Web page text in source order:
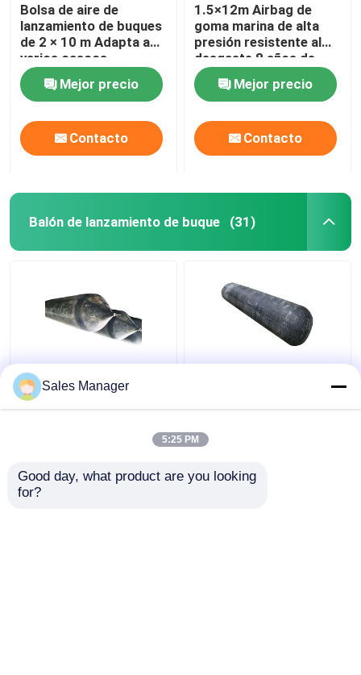
Bolsa de aire de
lanzamiento de buques
de 2 × 10 m Adapta a
varios cascos
Personalizable Alta
seguridadMejor precio
Contacto
1.5×12m Airbag de
goma marina de alta
presión resistente al
desgaste 8 años de
vida útil
Mejor precio
Contacto
Balón de lanzamiento de buque (31)
Balón de lanzamiento
de buques inflable de
Balón de goma inflable
de 2 metros
Sales Manager
5:25 PM
Good day, what product are you looking
for?